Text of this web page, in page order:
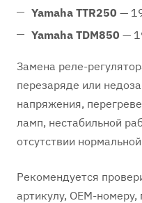
Yamaha TTR250 —
Yamaha TDM850 —
Замена реле-
перезаряде или
напряжения,
ламп, нестабильной
отсутствии
Рекомендуется
артикулу, OEM-